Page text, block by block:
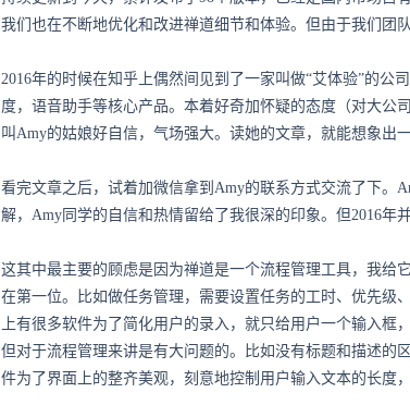
我们也在不断地优化和改进禅道细节和体验。但由于我们团
2016年的时候在知乎上偶然间见到了一家叫做“艾体验”的公
度，语音助手等核心产品。本着好奇加怀疑的态度（对大公
叫Amy的姑娘好自信，气场强大。读她的文章，就能想象出
看完文章之后，试着加微信拿到Amy的联系方式交流了下。
解，Amy同学的自信和热情留给了我很深的印象。但2016年
这其中最主要的顾虑是因为禅道是一个流程管理工具，我给
在第一位。比如做任务管理，需要设置任务的工时、优先级
上有很多软件为了简化用户的录入，就只给用户一个输入
但对于流程管理来讲是有大问题的。比如没有标题和描述的
件为了界面上的整齐美观，刻意地控制用户输入文本的长度